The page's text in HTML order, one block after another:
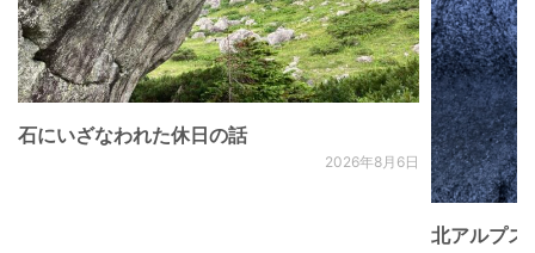
石にいざなわれた休日の話
2026年8月6日
北アルプ